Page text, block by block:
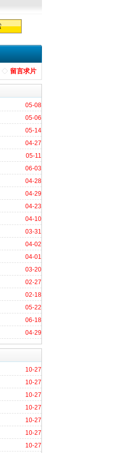
◇ 留言求片
05-08
05-06
05-14
04-27
05-11
06-03
04-28
04-29
04-23
04-10
03-31
04-02
04-01
03-20
02-27
02-18
05-22
06-18
04-29
10-27
10-27
10-27
10-27
10-27
10-27
10-27